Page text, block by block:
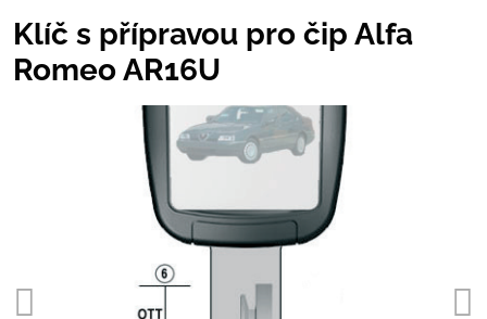
Klíč s přípravou pro čip Alfa
Romeo AR16U